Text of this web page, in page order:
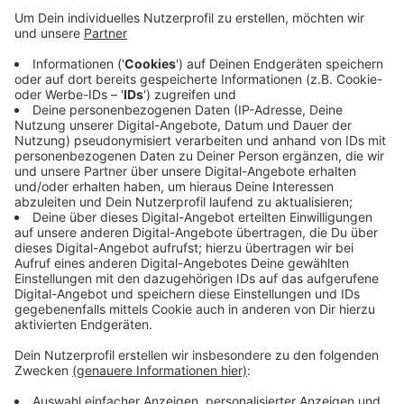
Passanten hatten einen Brand an einem Häuschen für
Einkaufswagen bemerkt. Die Feuerwehr konnte den
Brand nach etwa einer halben Stunde löschen; im
Einsatz war sie mit 15 Einsatzkräften und zwei
Löschfahrzeugen. Verletzt wurde bei dem Brand
niemand; die Polizei hat die Ermittlungen zur Ursache
aufgenommen.
Anzeige